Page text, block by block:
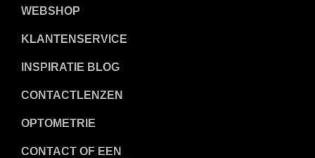
WEBSHOP
KLANTENSERVICE
INSPIRATIE BLOG
CONTACTLENZEN
OPTOMETRIE
CONTACT OF EEN